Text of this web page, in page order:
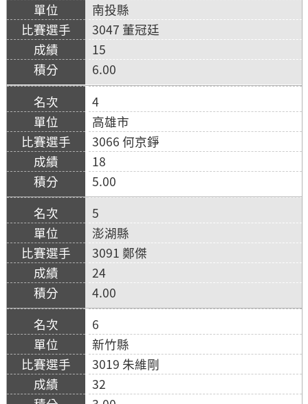
南投縣
3047 董冠廷
15
6.00
4
高雄市
3066 何京錚
18
5.00
5
澎湖縣
3091 鄭傑
24
4.00
6
新竹縣
3019 朱維剛
32